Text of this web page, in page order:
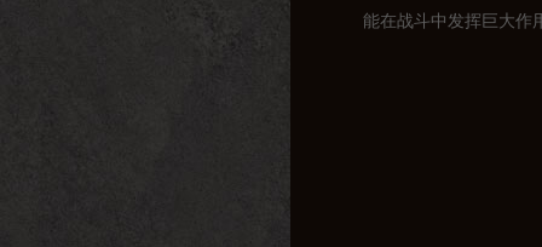
能在战斗中发挥巨大作